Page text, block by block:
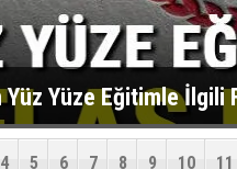
Yüz Yüze Eğitimle İlgili
4 5 6 7 8 9 10 11